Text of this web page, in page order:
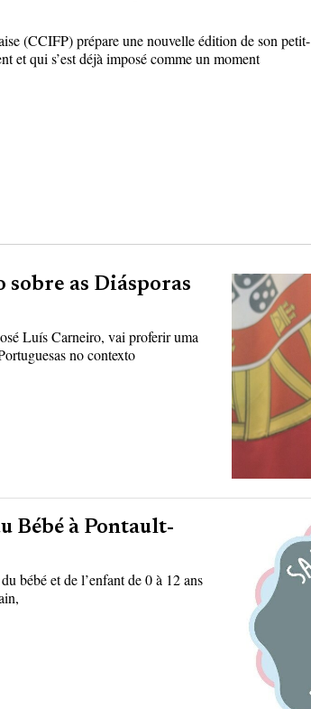
(CCIFP) prépare une nouvelle édition de son petit-
et qui s’est déjà imposé comme un moment
sobre as Diásporas
Luís Carneiro, vai proferir uma
no contexto
Bébé à Pontault-
bébé et de l’enfant de 0 à 12 ans